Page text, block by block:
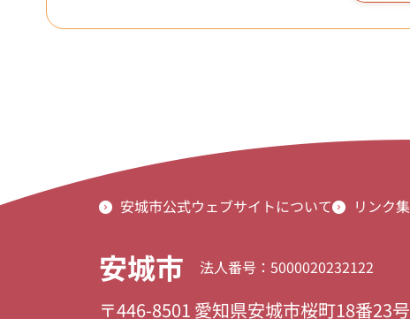
安城市公式ウェブサイトについて リンク集
安城市 法人番号：5000020232122
〒446-8501 愛知県安城市桜町18番23号